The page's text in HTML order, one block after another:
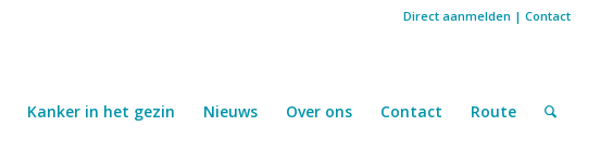
Direct aanmelden |Contact
Kanker in het gezin Nieuws Over ons Contact Route